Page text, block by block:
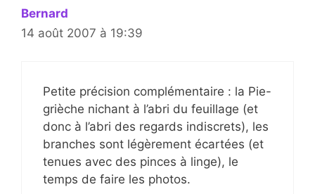
Bernard
14 août 2007 à 19:39
Petite précision complémentaire : la Pie-
grièche nichant à l’abri du feuillage (et
donc à l’abri des regards indiscrets), les
branches sont légèrement écartées (et
tenues avec des pinces à linge), le
temps de faire les photos.